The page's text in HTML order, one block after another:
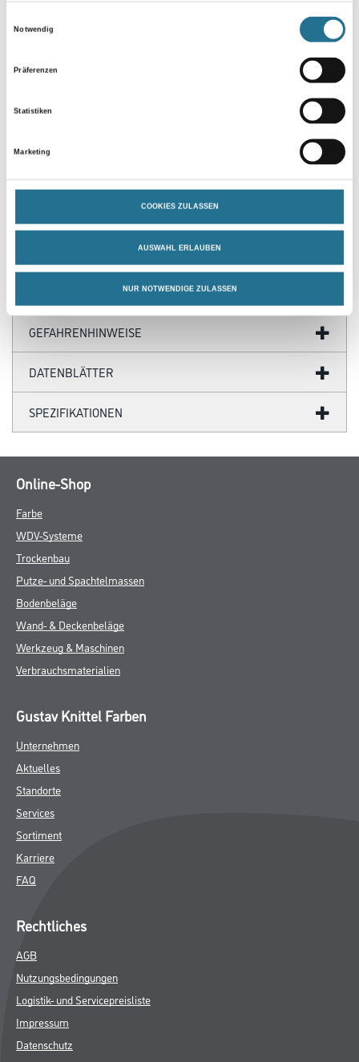
Notwendig
Präferenzen
Statistiken
Marketing
COOKIES ZULASSEN
AUSWAHL ERLAUBEN
NUR NOTWENDIGE ZULASSEN
GEFAHRENHINWEISE
DATENBLÄTTER
SPEZIFIKATIONEN
Online-Shop
Farbe
WDV-Systeme
Trockenbau
Putze- und Spachtelmassen
Bodenbeläge
Wand- & Deckenbeläge
Werkzeug & Maschinen
Verbrauchsmaterialien
Gustav Knittel Farben
Unternehmen
Aktuelles
Standorte
Services
Sortiment
Karriere
FAQ
Rechtliches
AGB
Nutzungsbedingungen
Logistik- und Servicepreisliste
Impressum
Datenschutz